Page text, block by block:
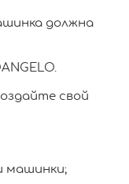
должна
свой
машинки;